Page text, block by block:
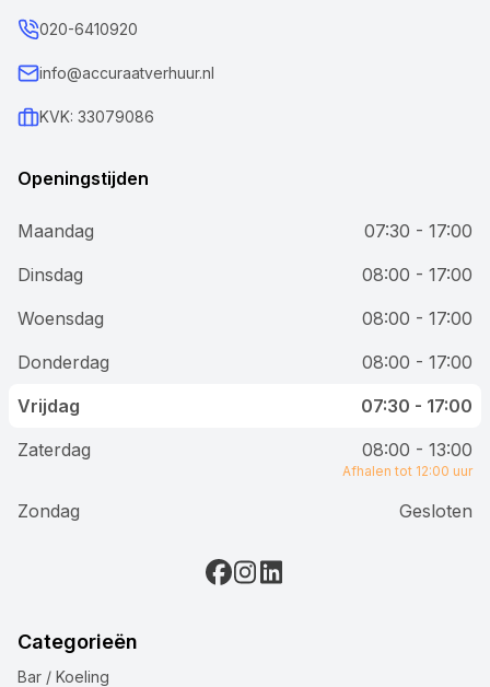
020-6410920
info@accuraatverhuur.nl
KVK: 33079086
Openingstijden
Maandag
07:30 - 17:00
Dinsdag
08:00 - 17:00
Woensdag
08:00 - 17:00
Donderdag
08:00 - 17:00
Vrijdag
07:30 - 17:00
Zaterdag
08:00 - 13:00
Afhalen tot 12:00 uur
Zondag Gesloten
Categorieën
Bar / Koeling